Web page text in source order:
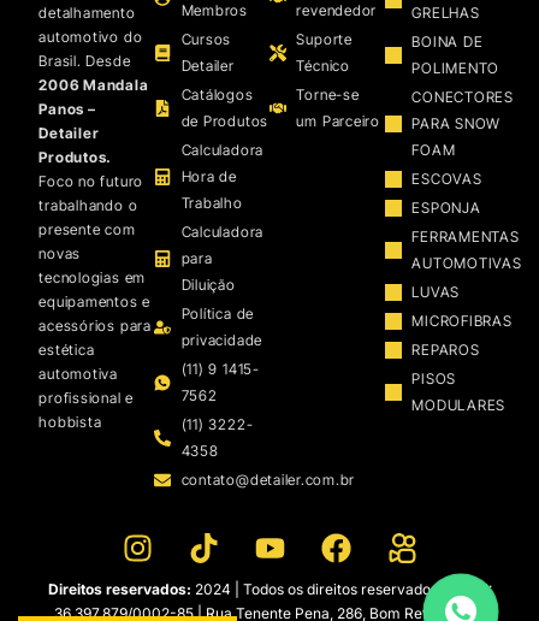
detalhamento
automotivo do
Brasil. Desde
2006 Mandala
Panos –
Detailer
Produtos.
Foco no futuro
trabalhando o
presente com
novas
tecnologias em
equipamentos e
acessórios para
estética
automotiva
profissional e
hobbista
Membros
Cursos
Detailer
Catálogos
de Produtos
Calculadora
Hora de
Trabalho
Calculadora
para
Diluição
Política de
privacidade
(11) 9 1415-
7562
(11) 3222-
4358
contato@detailer.com.br
revendedor
Suporte
Técnico
Torne-se
um Parceiro
GRELHAS
BOINA DE
POLIMENTO
CONECTORES
PARA SNOW
FOAM
ESCOVAS
ESPONJA
FERRAMENTAS
AUTOMOTIVAS
LUVAS
MICROFIBRAS
REPAROS
PISOS
MODULARES
Direitos reservados: 2024 | Todos os direitos reservados | CNPJ:
36.397.879/0002-85 | Rua Tenente Pena, 286, Bom Retiro – São